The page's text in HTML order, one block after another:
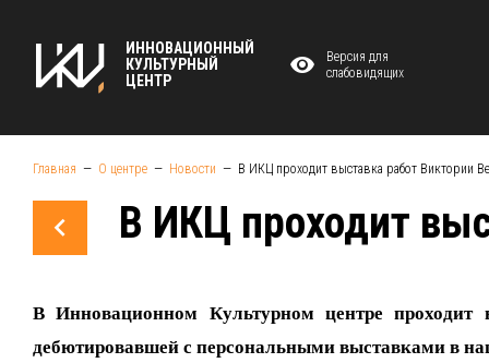
ИННОВАЦИОННЫЙ
КУЛЬТУРНЫЙ
ЦЕНТР
Версия для
слабовидящих
Главная О центре Новости В ИКЦ проходит выставка работ Виктории
В ИКЦ проходит
В Инновационном Культурном центре
дебютировавшей с персональными выставками в